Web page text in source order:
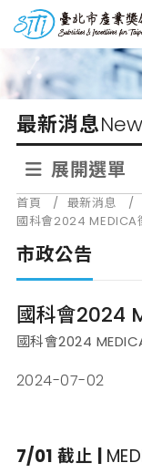
到
要
內
台北市產業獎勵補
最新消息
展開選單
首頁 / 最新消息 /
國科會2024 MEDICA
市政公告
國科會2024
國科會2024
2024-07-02
7/01 截止 |